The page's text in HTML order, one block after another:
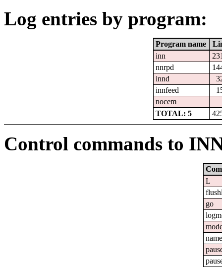
Log entries by program:
Program name
inn
nnrpd
innd
innfeed
nocem
TOTAL: 5
Control commands to
L
go